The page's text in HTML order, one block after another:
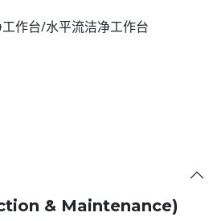
作台/水平流洁净工作台
& Maintenance)